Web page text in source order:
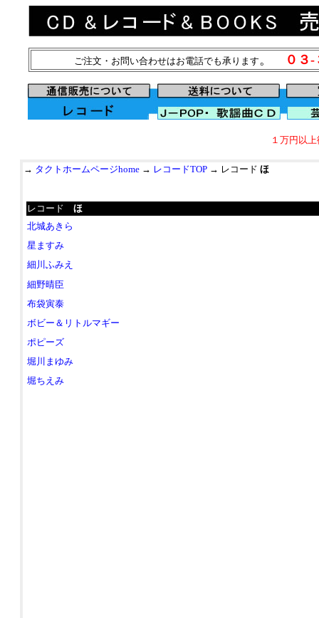
ご注文・お問い合わせはお電話でも承ります。 ０３
１万円以
→ タクトホームページhome→ レコードTOP → レコード ほ
レコード ほ
北城あきら
星ますみ
細川ふみえ
細野晴臣
布袋寅泰
ボビー＆リトルマギー
ポピーズ
堀川まゆみ
堀ちえみ